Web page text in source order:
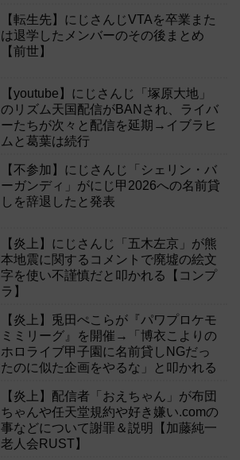
【転生先】にじさんじVTAを卒業また
は退学したメンバーのその後まとめ
【前世】
【youtube】にじさんじ「塚原大地」
のリズム天国配信がBANされ、ライバ
ーたちが次々と配信を延期→イブラヒ
ムと葛葉は続行
【不参加】にじさんじ「シェリン・バ
ーガンディ」がにじ甲2026への名前貸
しを辞退したと発表
【炎上】にじさんじ「五木左京」が熊
本地震に関するコメントで廃墟の絵文
字を使い不謹慎だと叩かれる【コンプ
ラ】
【炎上】兎田ぺこらが『パワプロケモ
ミミリーグ』を開催→「博衣こよりの
ホロライブ甲子園に名前貸しNGだっ
たのに似た企画をやるな」と叩かれる
【炎上】配信者「おえちゃん」が布団
ちゃんや任天堂規約や好き嫌い.comの
事などについて謝罪＆説明【加藤純一
老人会RUST】